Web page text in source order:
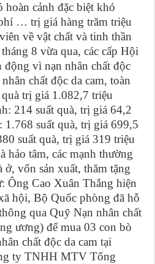
hoàn cảnh đặc biệt khó
… trị giá hàng trăm triệu
về vật chất và tinh thần
8 vừa qua, các cấp Hội
động vì nạn nhân chất độc
chất độc da cam, toàn
trị giá 1.082,7 triệu
214 suất quà, trị giá 64,2
1.768 suất quà, trị giá 699,5
suất quà, trị giá 319 triệu
hảo tâm, các mạnh thường
ở, vốn sản xuất, thăm tặng
Ông Cao Xuân Thắng hiện
hội, Bộ Quốc phòng đã hỗ
qua Quỹ Nạn nhân chất
ương) để mua 03 con bò
chất độc da cam tại
ty TNHH MTV Tổng